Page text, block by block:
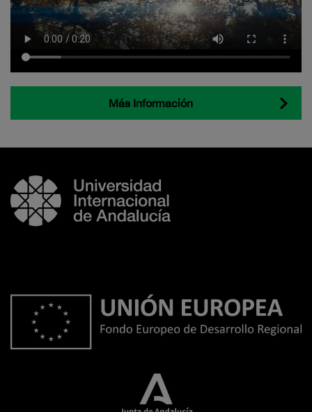
Más Información